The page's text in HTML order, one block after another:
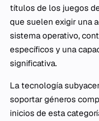
títulos de los juegos
que suelen exigir una
sistema operativo,
específicos y una
significativa.
La tecnología
soportar géneros
inicios de esta